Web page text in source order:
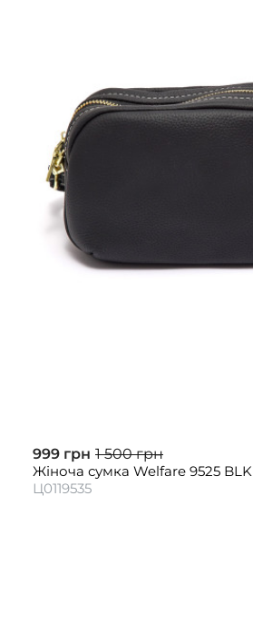
999 грн 1 500 грн
Жіноча сумка Welfare 9525 BLK
Ц0119535